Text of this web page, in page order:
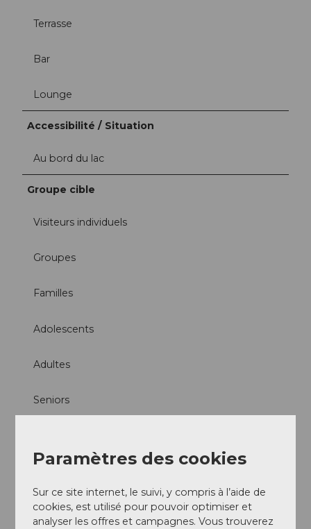
Terrasse
Bar
Lounge
Accessibilité / Situation
Au bord du lac
Groupe cible
Visiteurs individuels
Groupes
Familles
Adolescents
Adultes
Seniors
Brunch
Petit déjeuner
Paramètres des cookies
Sur ce site internet, le suivi, y compris à l’aide de
cookies, est utilisé pour pouvoir optimiser et
analyser les offres et campagnes. Vous trouverez